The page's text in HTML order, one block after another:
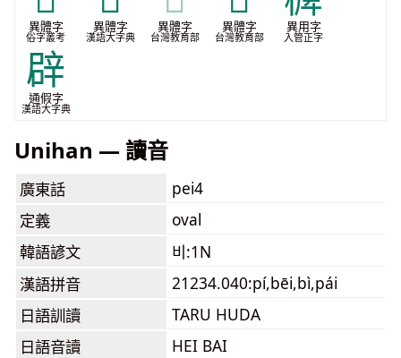
異體字
俗字叢考
異體字
漢語大字典
異體字
台灣教育部
異體字
台灣教育部
異用字
入管正字
辟
通假字
漢語大字典
Unihan — 讀音
廣東話
pei4
定義
oval
韓語諺文
비:1N
漢語拼音
21234.040:pí,bēi,bì,pái
日語訓讀
TARU HUDA
日語音讀
HEI BAI